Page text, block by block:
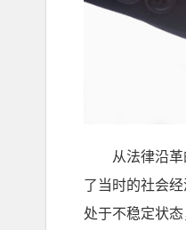
从法律沿革
了当时的社会
处于不稳定状